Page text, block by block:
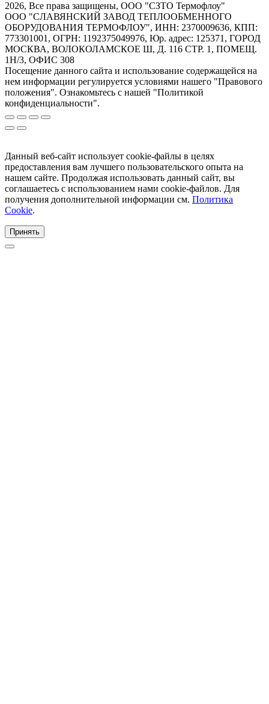
2026, Все права защищены, ООО "СЗТО Термофлоу"
ООО "СЛАВЯНСКИЙ ЗАВОД ТЕПЛООБМЕННОГО
ОБОРУДОВАНИЯ ТЕРМОФЛОУ", ИНН: 2370009636, КПП:
773301001, ОГРН: 1192375049976, Юр. адрес: 125371, ГОРОД
МОСКВА, ВОЛОКОЛАМСКОЕ Ш, Д. 116 СТР. 1, ПОМЕЩ.
1Н/3, ОФИС 308
Посещение данного сайта и использование содержащейся на
нем информации регулируется условиями нашего "Правового
положения". Ознакомьтесь с нашей "Политикой
конфиденциальности".
Данный веб-сайт использует cookie-файлы в целях
предоставления вам лучшего пользовательского опыта на
нашем сайте. Продолжая использовать данный сайт, вы
соглашаетесь с использованием нами cookie-файлов. Для
получения дополнительной информации см. Политика
Cookie.
Принять